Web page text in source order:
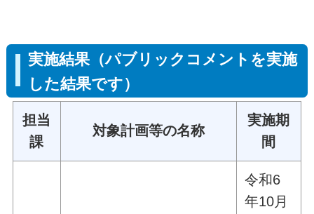
実施結果（パブリックコメントを実施
した結果です）
担当
課
対象計画等の名称
実施期
間
令和6
年10月